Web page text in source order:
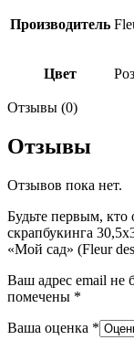
Производитель
Цвет
Отзывы (0)
Отзывы
Отзывов пока нет.
Будьте первым, кто
скрапбукинга
«Мой сад» (Fleur
Ваш адрес email не
помечены *
Ваша оценка *